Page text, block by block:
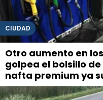
CIUDAD
Otro aumento en
golpea el bolsillo
nafta premium ya